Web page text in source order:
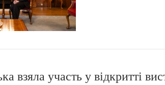
взяла участь у відкритті